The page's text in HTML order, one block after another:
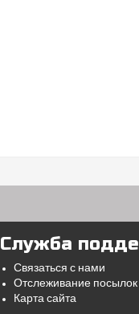
Служба
Связаться с нами
Отслеживание посылок
Карта сайта